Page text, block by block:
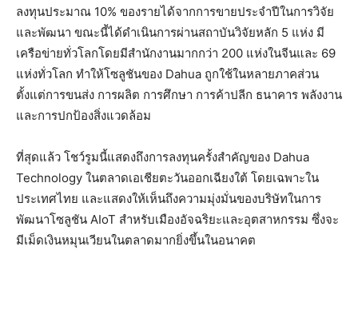
ลงทุนประมาณ 10% ของรายได้จากการขายประจำปีในการวิจัย
และพัฒนา ขณะนี้ได้ดำเนินการผ่านสถาบันวิจัยหลัก 5 แห่ง มี
เครือข่ายทั่วโลกโดยมีสำนักงานมากกว่า 200 แห่งในจีนและ 69
แห่งทั่วโลก ทำให้โซลูชันของ Dahua ถูกใช้ในหลายภาคส่วน
ตั้งแต่การขนส่ง การผลิต การศึกษา การค้าปลีก ธนาคาร พลังงาน
และการปกป้องสิ่งแวดล้อม
ที่สุดแล้ว โชว์รูมนี้แสดงถึงการลงทุนครั้งสำคัญของ Dahua
Technology ในตลาดเอเชียตะวันออกเฉียงใต้ โดยเฉพาะใน
ประเทศไทย และแสดงให้เห็นถึงความมุ่งมั่นของบริษัทในการ
พัฒนาโซลูชัน AIoT สำหรับเมืองอัจฉริยะและอุตสาหกรรม ซึ่งจะ
มีเม็ดเงินหมุนเวียนในตลาดมากยิ่งขึ้นในอนาคต